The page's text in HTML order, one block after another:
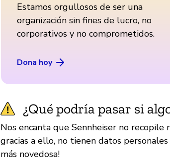
Estamos orgullosos de ser una
organización sin fines de lucro, no
corporativos y no comprometidos.
Dona hoy
¿Qué podría pasar si
Nos encanta que Sennheiser no recopile
gracias a ello, no tienen datos
más novedosa!